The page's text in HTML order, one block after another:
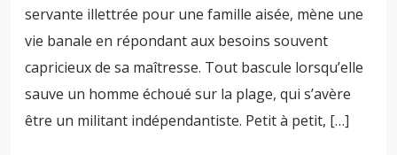
servante illettrée pour une famille aisée, mène une
vie banale en répondant aux besoins souvent
capricieux de sa maîtresse. Tout bascule lorsqu’elle
sauve un homme échoué sur la plage, qui s’avère
être un militant indépendantiste. Petit à petit, […]